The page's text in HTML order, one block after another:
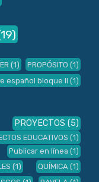
(1) PROPÓSITO (1)
español bloque II (1)
PROYECTOS (5)
EDUCATIVOS (1)
Publicar en línea (1)
(1) QUÍMICA (1)